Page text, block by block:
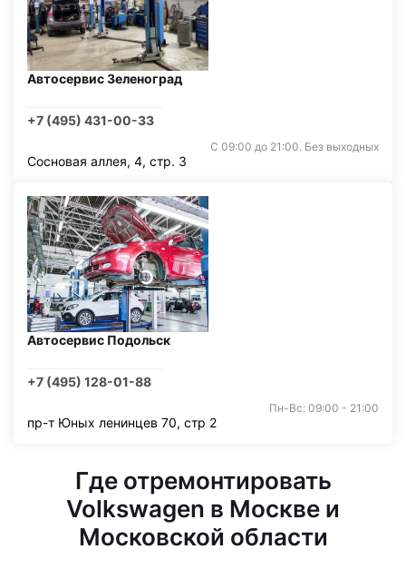
Автосервис Зеленоград
+7 (495) 431-00-33
С 09:00 до 21:00. Без выходных
Сосновая аллея, 4, стр. 3
Автосервис Подольск
+7 (495) 128-01-88
Пн-Вс: 09:00 - 21:00
пр-т Юных ленинцев 70, стр 2
Где отремонтировать
Volkswagen в Москве и
Московской области